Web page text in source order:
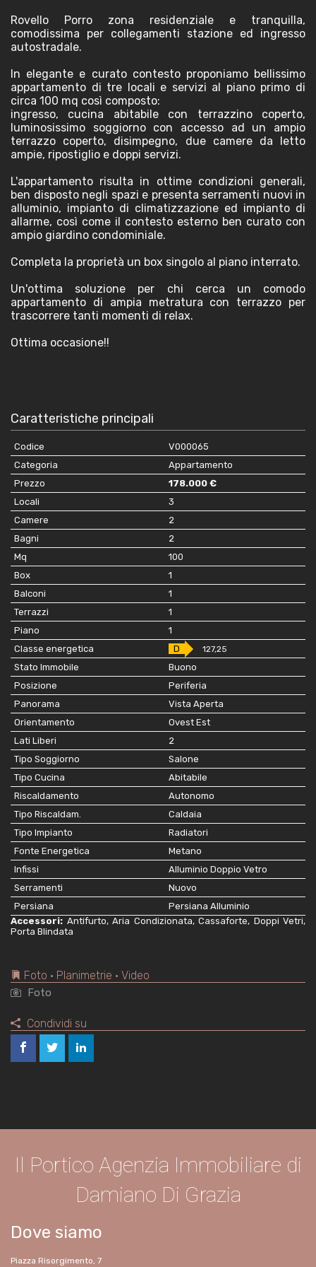
Rovello Porro zona residenziale e tranquilla,
comodissima per collegamenti stazione ed ingresso
autostradale.
In elegante e curato contesto proponiamo bellissimo
appartamento di tre locali e servizi al piano primo di
circa 100 mq così composto:
ingresso, cucina abitabile con terrazzino coperto,
luminosissimo soggiorno con accesso ad un ampio
terrazzo coperto, disimpegno, due camere da letto
ampie, ripostiglio e doppi servizi.
L'appartamento risulta in ottime condizioni generali,
ben disposto negli spazi e presenta serramenti nuovi in
alluminio, impianto di climatizzazione ed impianto di
allarme, così come il contesto esterno ben curato con
ampio giardino condominiale.
Completa la proprietà un box singolo al piano interrato.
Un'ottima soluzione per chi cerca un comodo
appartamento di ampia metratura con terrazzo per
trascorrere tanti momenti di relax.
Ottima occasione!!
Caratteristiche principali
Codice
V000065
Categoria
Appartamento
Prezzo
178.000 €
Locali
3
Camere
2
Bagni
2
Mq
100
Box
1
Balconi
1
Terrazzi
1
Piano
1
Classe energetica
D 127,25
Stato Immobile
Buono
Posizione
Periferia
Panorama
Vista Aperta
Orientamento
Ovest Est
Lati Liberi
2
Tipo Soggiorno
Salone
Tipo Cucina
Abitabile
Riscaldamento
Autonomo
Tipo Riscaldam.
Caldaia
Tipo Impianto
Radiatori
Fonte Energetica
Metano
Infissi
Alluminio Doppio Vetro
Serramenti
Nuovo
Persiana
Persiana Alluminio
Accessori: Antifurto, Aria Condizionata, Cassaforte, Doppi Vetri,
Porta Blindata
Foto • Planimetrie • Video
Foto
Condividi su
Il Portico Agenzia Immobiliare di
Damiano Di Grazia
Dove siamo
Piazza Risorgimento, 7